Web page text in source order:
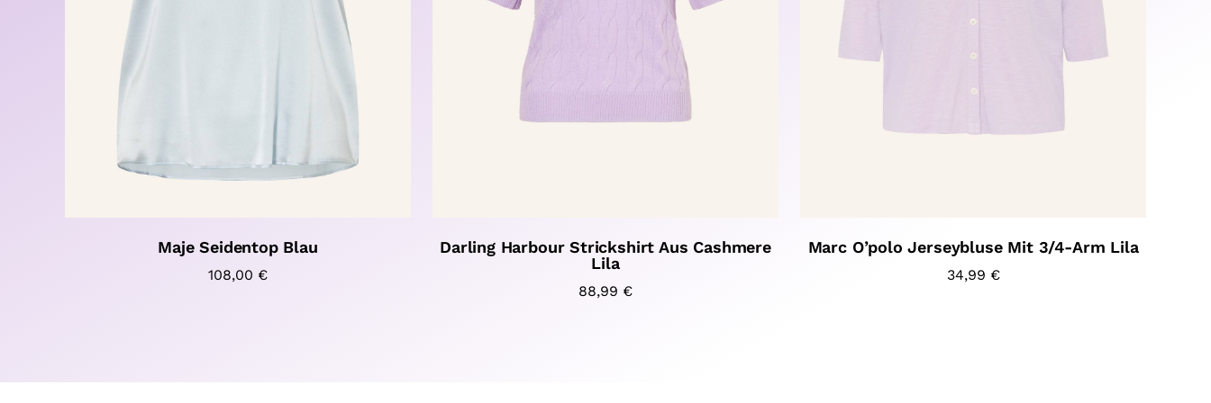
Maje Seidentop Blau
108,00 €
Darling Harbour Strickshirt Aus Cashmere
Lila
88,99 €
Marc O’polo Jerseybluse Mit 3/4-Arm Lila
34,99 €